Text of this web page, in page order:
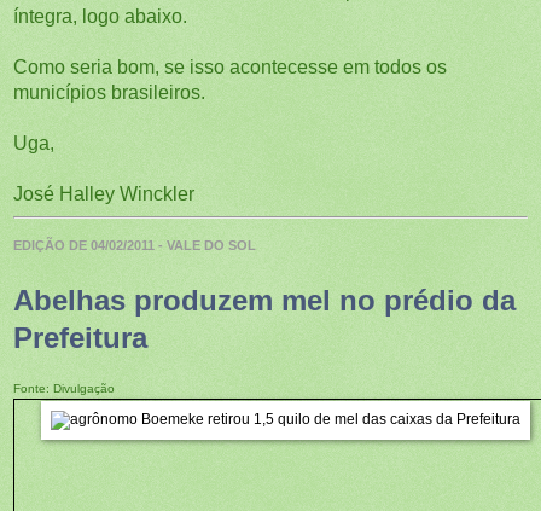
íntegra, logo abaixo.
Como seria bom, se isso acontecesse em todos os
municípios brasileiros.
Uga,
José Halley Winckler
EDIÇÃO DE 04/02/2011 - VALE DO SOL
Abelhas produzem mel no prédio da
Prefeitura
Fonte: Divulgação